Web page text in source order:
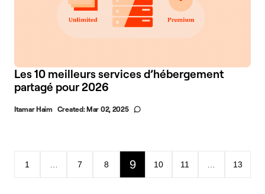
Les 10 meilleurs services d’hébergement
partagé pour 2026
Itamar Haim Created:Mar 02, 2025
1 … 7 8 9 10 11 … 13